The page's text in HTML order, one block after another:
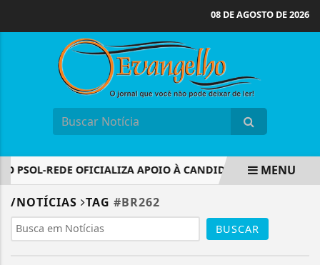
08 DE AGOSTO DE 2026
PSOL-REDE OFICIALIZA APOIO À CANDIDATURA DE LULA À
EM ALTA
MENU
/NOTÍCIAS TAG #BR262
BUSCAR